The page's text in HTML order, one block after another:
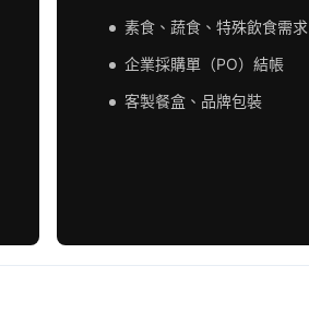
素食、蔬食、特殊飲食需求
企業採購單（PO）結帳
客製餐盒、品牌包裝